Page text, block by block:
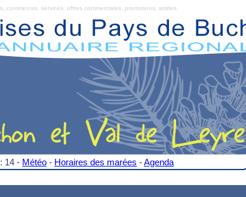
services, offres commerciales, promotions, soldes.
14 - Météo - Horaires des marées -Agenda